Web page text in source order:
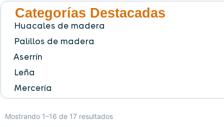
Categorías Destacadas
Huacales de madera
Palillos de madera
Aserrín
Leña
Mercería
Mostrando 1–16 de 17 resultados